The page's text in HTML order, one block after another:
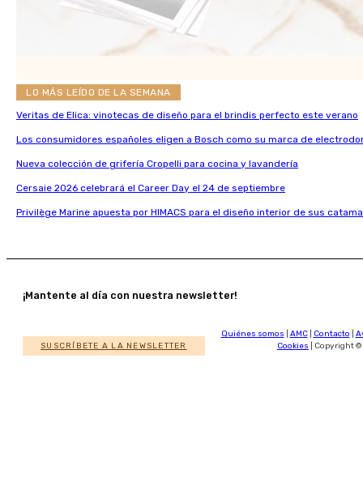
LO MÁS LEÍDO DE LA SEMANA
Veritas de Elica: vinotecas de diseño para el brindis perfecto este verano
Los consumidores españoles eligen a Bosch como su marca de
Nueva colección de grifería Cropelli para cocina y lavandería
Cersaie 2026 celebrará el Career Day el 24 de septiembre
Privilège Marine apuesta por HIMACS para el diseño interior de sus
¡Mantente al día con nuestra newsletter!
SUSCRÍBETE A LA NEWSLETTER
Quiénes somos AMC| Contacto
Cookies | Copyright